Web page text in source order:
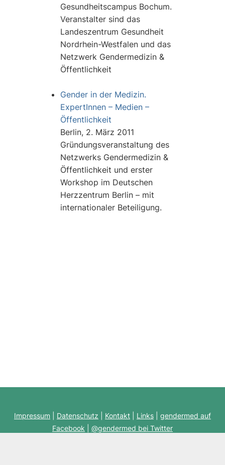
Gesundheitscampus Bochum.
Veranstalter sind das
Landeszentrum Gesundheit
Nordrhein-Westfalen und das
Netzwerk Gendermedizin &
Öffentlichkeit
Gender in der Medizin.
ExpertInnen – Medien –
Öffentlichkeit
Berlin, 2. März 2011
Gründungsveranstaltung des
Netzwerks Gendermedizin &
Öffentlichkeit und erster
Workshop im Deutschen
Herzzentrum Berlin – mit
internationaler Beteiligung.
Impressum Datenschutz Kontakt Links
gendermed auf
Facebook
@gendermed bei Twitter